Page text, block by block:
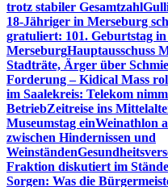
trotz stabiler Gesamtzahl
18-Jähriger in Merseburg
gratuliert: 101. Geburtstag
MerseburgHauptausschuss
Stadträte, Ärger über
Forderung – Kidical Mass
im Saalekreis: Telekom
BetriebZeitreise ins
Museumstag einWeinathlon
zwischen Hindernissen und
Weinständen
Fraktion diskutiert im
Sorgen: Was die